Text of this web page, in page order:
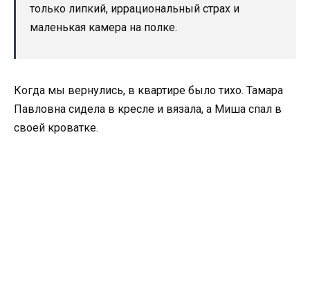
только липкий, иррациональный страх и
маленькая камера на полке.
Когда мы вернулись, в квартире было тихо. Тамара
Павловна сидела в кресле и вязала, а Миша спал в
своей кроватке.